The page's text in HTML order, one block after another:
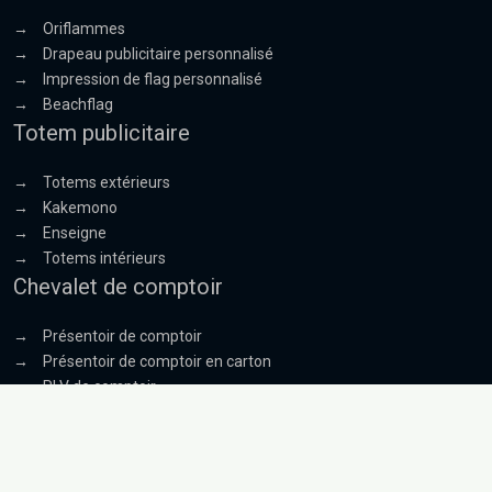
→
Oriflammes
→
Drapeau publicitaire personnalisé
→
Impression de flag personnalisé
→
Beachflag
Totem publicitaire
→
Totems extérieurs
→
Kakemono
→
Enseigne
→
Totems intérieurs
Chevalet de comptoir
→
Présentoir de comptoir
→
Présentoir de comptoir en carton
→
PLV de comptoir